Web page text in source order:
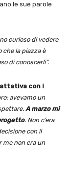
le sue parole
curioso di vedere
che la piazza è
di conoscerli”.
con i
avevamo un
A marzo mi
. Non c’era
con il
me non era un